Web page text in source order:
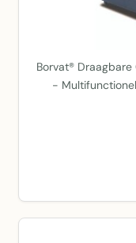
Borvat®
-